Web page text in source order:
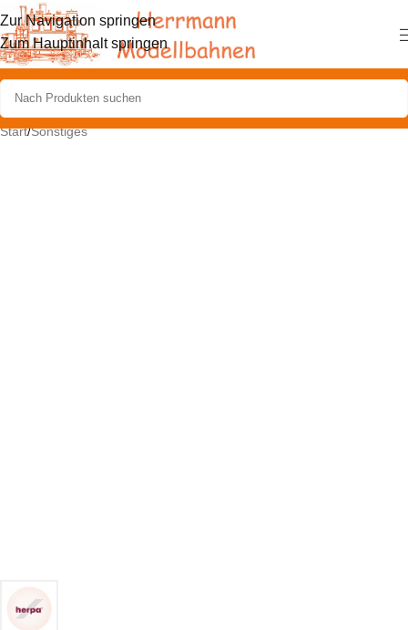
Zur Navigation springen
Zum Hauptinhalt springen
Start/Sonstiges